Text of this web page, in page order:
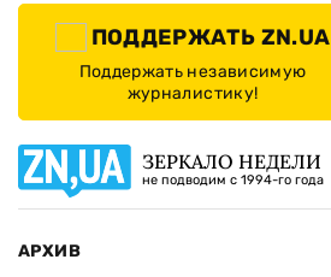
ПОДДЕРЖАТЬ ZN.UA
Поддержать независимую
журналистику!
ЗЕРКАЛО НЕДЕЛИ
не подводим с 1994-го года
АРХИВ